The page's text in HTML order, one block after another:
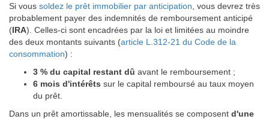
Si vous soldez le prêt immobilier par anticipation , vous devrez très
probablement payer des indemnités de remboursement anticipé
(IRA). Celles-ci sont encadrées par la loi et limitées au moindre
des deux montants suivants (article L.312-21 du Code de la
consommation) :
3 % du capital restant dû avant le remboursement ;
6 mois d'intérêts sur le capital remboursé au taux moyen
du prêt.
Dans un prêt amortissable, les mensualités se composent d'une